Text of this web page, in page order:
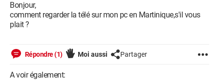
Bonjour,
comment regarder la télé sur mon pc en Martinique,s'il vous
plait ?
Répondre (1) Moi aussi Partager
A voir également: